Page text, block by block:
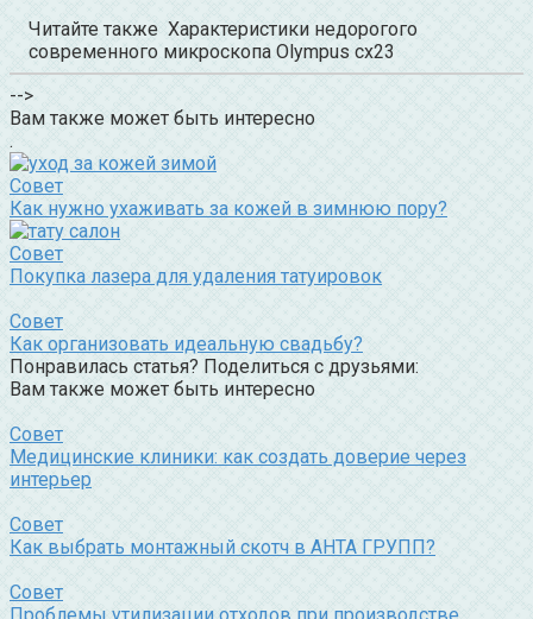
Читайте также Характеристики недорогого
современного микроскопа Olympus cx23
-->
Вам также может быть интересно
.
Совет
Как нужно ухаживать за кожей в зимнюю пору?
Совет
Покупка лазера для удаления татуировок
Совет
Как организовать идеальную свадьбу?
Понравилась статья? Поделиться с друзьями:
Вам также может быть интересно
Совет
Медицинские клиники: как создать доверие через
интерьер
Совет
Как выбрать монтажный скотч в АНТА ГРУПП?
Совет